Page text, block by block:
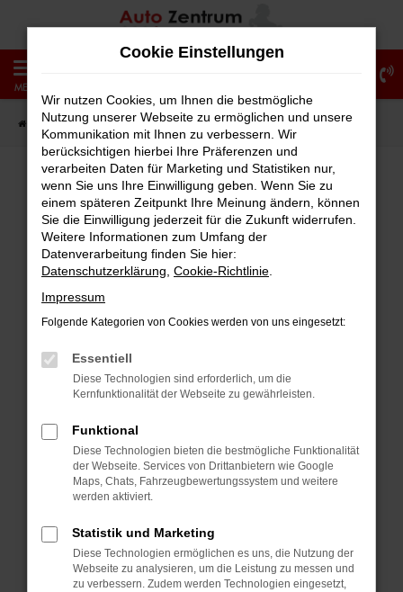
Zum
springen
MENÜ
Startseite Fahrzeugangebote Fahrzeug-Showroom
Fehler: Network Error
Beim Laden ist ein Fehler aufgetreten.
Hier sind ein paar Tipps, die dir helfen können:
Überprüfe deine Firewall und deine
Internetverbindung.
deine Suchmaschine?
Prüfe deine Browsererweiterungen.
können das Laden bestimmter Seiten
verhindern. Funktioniert die Seite in einem
anderen Browser oder in einem privaten
Fenster?
Starte dein Gerät neu.
Das kann manchmal helfen,
vorübergehende Probleme zu beheben.
Cookie Einstellungen
Wir nutzen Cookies, um Ihnen die bestmögliche
Nutzung unserer Webseite zu ermöglichen und unsere
Kommunikation mit Ihnen zu verbessern. Wir
berücksichtigen hierbei Ihre Präferenzen und
verarbeiten Daten für Marketing und Statistiken nur,
wenn Sie uns Ihre Einwilligung geben. Wenn Sie zu
einem späteren Zeitpunkt Ihre Meinung ändern, können
Sie die Einwilligung jederzeit für die Zukunft widerrufen.
Weitere Informationen zum Umfang der
Datenverarbeitung finden Sie hier:
Datenschutzerklärung Cookie-Richtlinie
Impressum
Folgende Kategorien von Cookies werden von uns eingesetzt:
Essentiell
Diese Technologien sind erforderlich, um die
Kernfunktionalität der Webseite zu gewährleisten.
Funktional
Diese Technologien bieten die bestmögliche Funktionalität
der Webseite. Services von Drittanbietern wie Google
Maps, Chats, Fahrzeugbewertungssystem und weitere
werden aktiviert.
Statistik und Marketing
Diese Technologien ermöglichen es uns, die Nutzung der
Webseite zu analysieren, um die Leistung zu messen und
zu verbessern. Zudem werden Technologien eingesetzt,